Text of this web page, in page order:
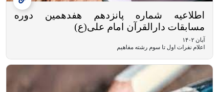
اطلاعیه شماره پانزدهم هفدهمین دوره
مسابقات دارالقرآن امام علی(ع)
آبان ۱۴۰۲
اعلام نفرات اول تا سوم رشته مفاهیم